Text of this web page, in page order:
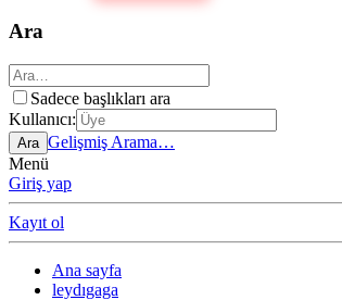
Ara
Sadece başlıkları ara
Kullanıcı:
Ara Gelişmiş Arama…
Menü
Giriş yap
Kayıt ol
Ana sayfa
leydıgaga